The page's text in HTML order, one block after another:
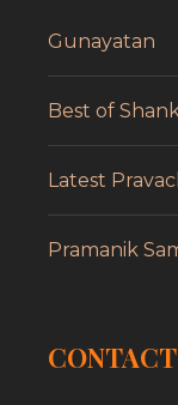
Gunayatan
Best of
Latest
Pramanik